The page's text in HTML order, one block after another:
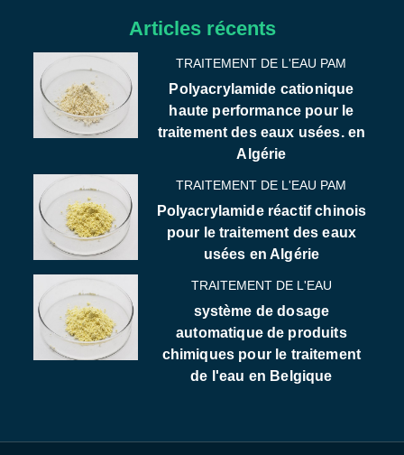
Articles récents
TRAITEMENT DE L'EAU PAM
Polyacrylamide cationique
haute performance pour le
traitement des eaux usées. en
Algérie
TRAITEMENT DE L'EAU PAM
Polyacrylamide réactif chinois
pour le traitement des eaux
usées en Algérie
TRAITEMENT DE L'EAU
système de dosage
automatique de produits
chimiques pour le traitement
de l'eau en Belgique